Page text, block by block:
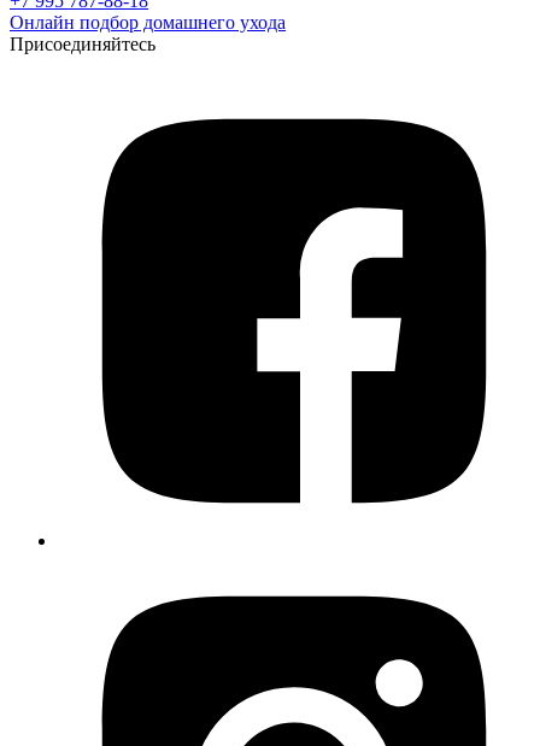
Онлайн подбор домашнего ухода
Присоединяйтесь